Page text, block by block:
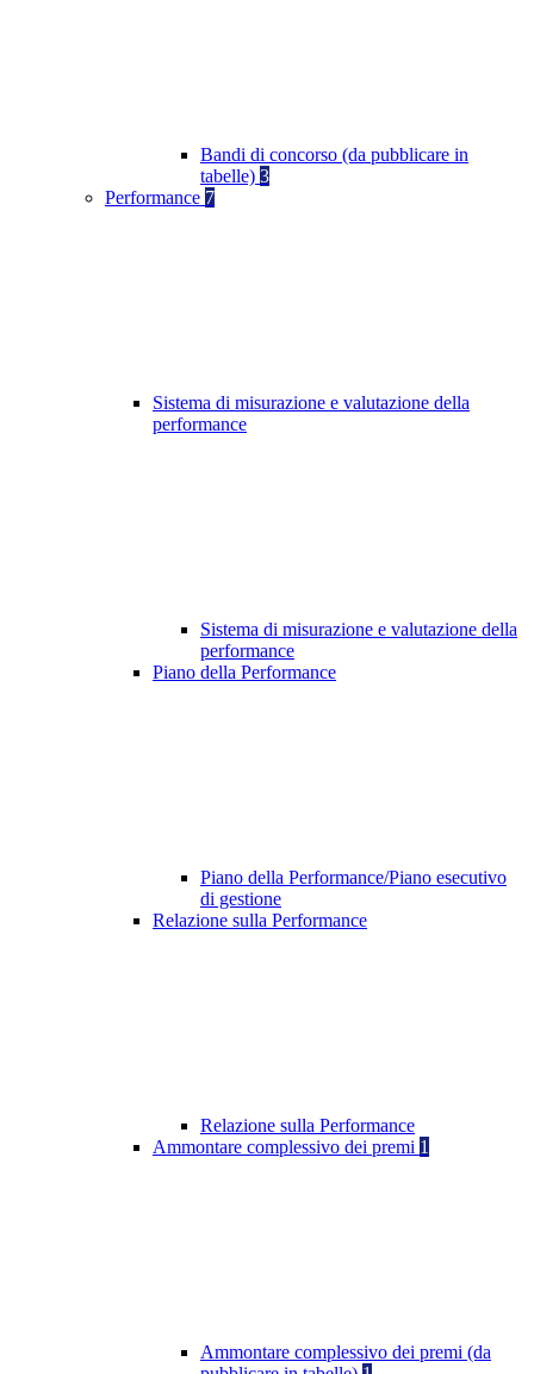
Bandi di concorso (da pubblicare in
tabelle) 3
Performance 7
Sistema di misurazione e valutazione della
performance
Sistema di misurazione e valutazione della
performance
Piano della Performance
Piano della Performance/Piano esecutivo
di gestione
Relazione sulla Performance
Relazione sulla Performance
Ammontare complessivo dei premi 1
Ammontare complessivo dei premi (da